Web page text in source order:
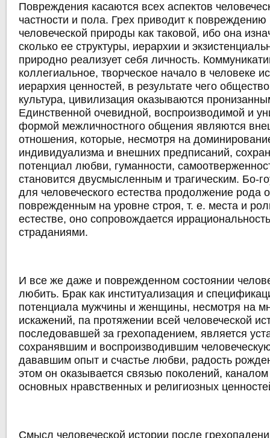
Повреждения касаются всех аспектов
частности и пола. Грех приводит к повреждению
человеческой природы как таковой, ибо она
сколько ее структуры, иерархии и
природно реализует себя личность.
коллегиальное, творческое начало в человеке
иерархия ценностей, в результате чего
культура, цивилизация оказываются
Единственной очевидной, воспроизводимой и
формой межличностного общения являются
отношения, которые, несмотря на
индивидуализма и внешних предписаний,
потенциал любви, гуманности,
становится двусмысленным и трагическим. Бо-
для человеческого естества продолжение рода
поврежденным на уровне строя, т. е. места и
естестве, оно сопровождается
страданиями.
И все же даже и поврежденном состоянии
любить. Брак как институализация и
потенциала мужчины и женщины, несмотря на
искажений, па протяжении всей человеческой
последовавшей за грехопадением, является
сохранявшим и воспроизводившим
дававшим опыт и счастье любви, радость
этом он оказывается связью поколений,
основных нравственных и религиозных
Смысл человеческой истории после